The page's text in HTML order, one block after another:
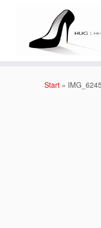
Start »